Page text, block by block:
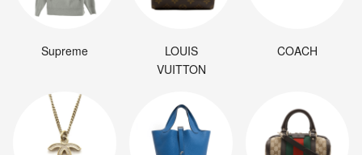
Supreme
LOUIS
VUITTON
COACH